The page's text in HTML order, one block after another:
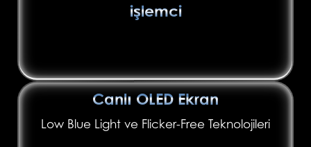
işlemci
Canlı OLED Ekran
Low Blue Light ve Flicker-Free Teknolojileri